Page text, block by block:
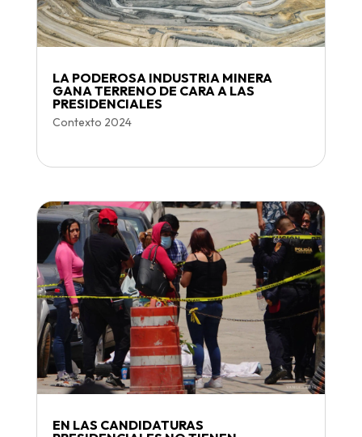
LA PODEROSA INDUSTRIA MINERA
GANA TERRENO DE CARA A LAS
PRESIDENCIALES
Contexto 2024
EN LAS CANDIDATURAS